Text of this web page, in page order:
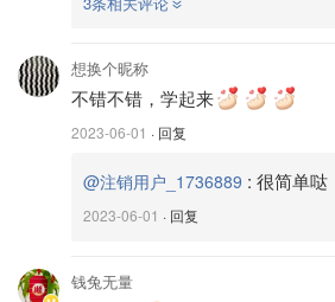
🧊喜欢加冰块的还可以加上冰块享用哦
想换个昵称
不错不错，学起来
2023-06-01 · 回复
@注销用户_1736889 : 很简单哒
2023-06-01 · 回复
钱兔无量